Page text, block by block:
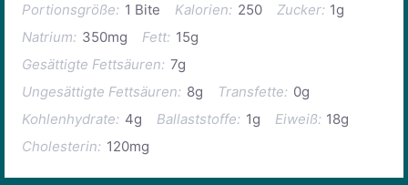
Portionsgröße: 1 Bite Kalorien: 250 Zucker: 1g
Natrium: 350mg Fett: 15g
Gesättigte Fettsäuren: 7g
Ungesättigte Fettsäuren: 8g Transfette: 0g
Kohlenhydrate: 4g Ballaststoffe: 1g Eiweiß: 18g
Cholesterin: 120mg